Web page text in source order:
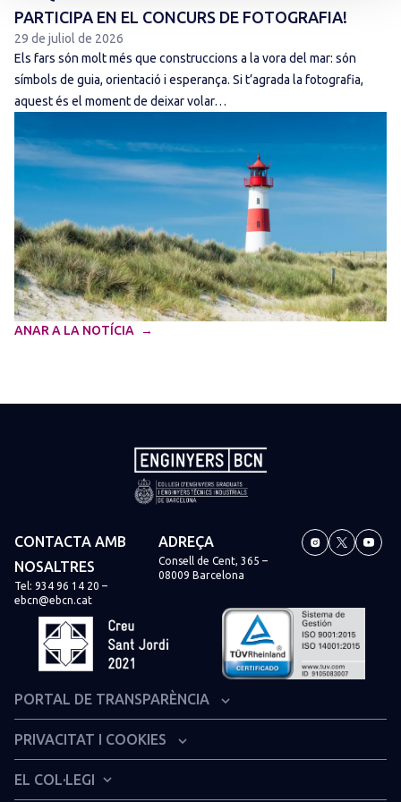
PARTICIPA EN EL CONCURS DE FOTOGRAFIA!
29 de juliol de 2026
Els fars són molt més que construccions a la vora del mar: són
símbols de guia, orientació i esperança. Si t’agrada la fotografia,
aquest és el moment de deixar volar…
ANAR A LA NOTÍCIA
CONTACTA AMB
NOSALTRES
Tel: 934 96 14 20 –
ebcn@ebcn.cat
ADREÇA
Consell de Cent, 365 –
08009 Barcelona
PORTAL DE TRANSPARÈNCIA
Dret d’accés a la informació pública col·legial
PRIVACITAT I COOKIES
EL COL·LEGI